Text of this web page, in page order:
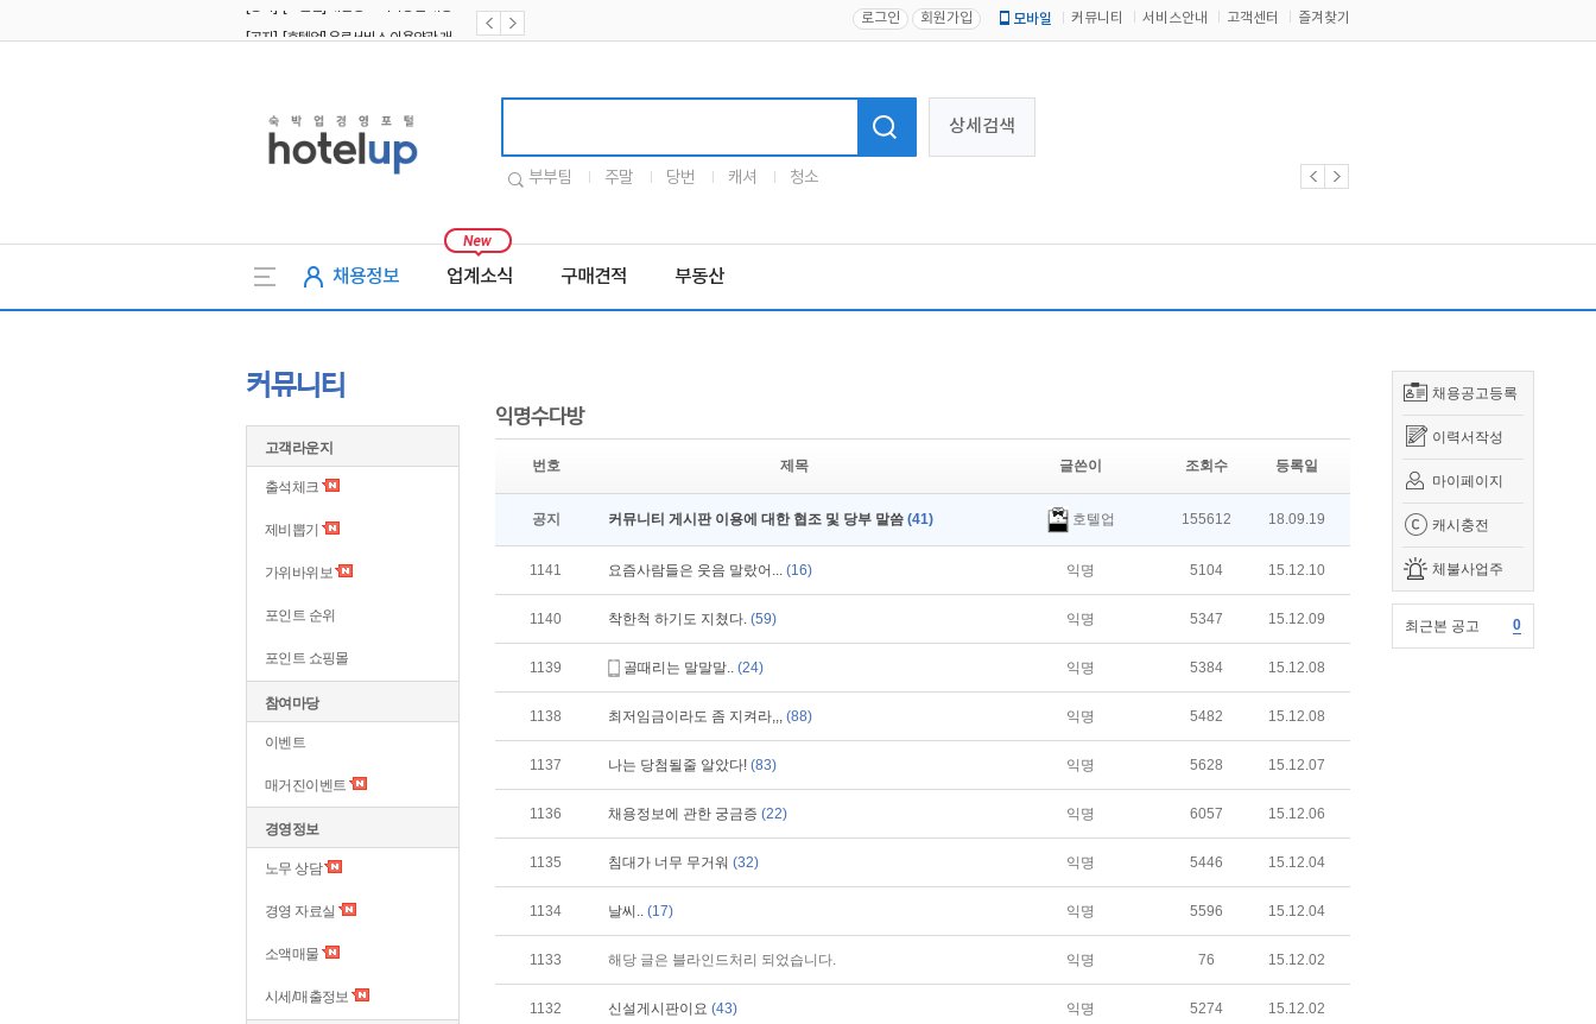
로그인 회원가입 모바일 커뮤니티 서비스안내 고객센터 즐겨찾기
상세검색
부부팀 주말 당번 캐셔 청소
채용정보 업계소식 구매견적 부동산
채용공고등록
이력서작성
마이페이지
캐시충전
체불사업주
최근본 공고 0
커뮤니티
고객라운지
출석체크
제비뽑기
가위바위보
포인트 순위
포인트 쇼핑몰
참여마당
이벤트
매거진이벤트
경영정보
노무 상담
경영 자료실
소액매물
시세/매출정보
익명수다방
번호 제목 글쓴이 조회수 등록일
공지 커뮤니티 게시판 이용에 대한 협조 및 당부 말씀 (41) 호텔업 155612 18.09.19
1141 요즘사람들은 웃음 말랐어... (16) 익명 5104 15.12.10
1140 착한척 하기도 지쳤다. (59) 익명 5347 15.12.09
1139 골때리는 말말말.. (24) 익명 5384 15.12.08
1138 최저임금이라도 좀 지켜라,,, (88) 익명 5482 15.12.08
1137 나는 당첨될줄 알았다! (83) 익명 5628 15.12.07
1136 채용정보에 관한 궁금증 (22) 익명 6057 15.12.06
1135 침대가 너무 무거워 (32) 익명 5446 15.12.04
1134 날씨.. (17) 익명 5596 15.12.04
1133 해당 글은 블라인드처리 되었습니다. 익명 76 15.12.02
1132 신설게시판이요 (43) 익명 5274 15.12.02